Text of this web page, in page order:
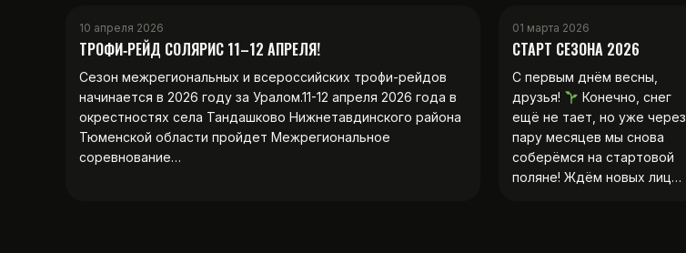
10 апреля 2026
ТРОФИ‑РЕЙД СОЛЯРИС 11–12 АПРЕЛЯ!
Сезон межрегиональных и всероссийских трофи-рейдов
начинается в 2026 году за Уралом.11-12 апреля 2026 года в
окрестностях села Тандашково Нижнетавдинского района
Тюменской области пройдет Межрегиональное
соревнование…
01 марта 2026
СТАРТ СЕЗОНА 2026
С первым днём весны,
друзья!
Конечно, снег
ещё не тает, но уже через
пару месяцев мы снова
соберёмся на стартовой
поляне! Ждём новых лиц…